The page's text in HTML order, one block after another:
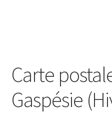
Carte
Gaspésie